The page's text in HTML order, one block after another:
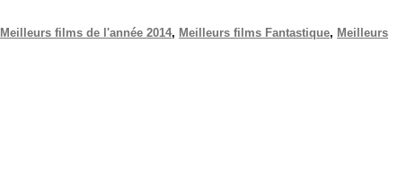
Meilleurs films de l'année 2014, Meilleurs films Fantastique, Meilleurs